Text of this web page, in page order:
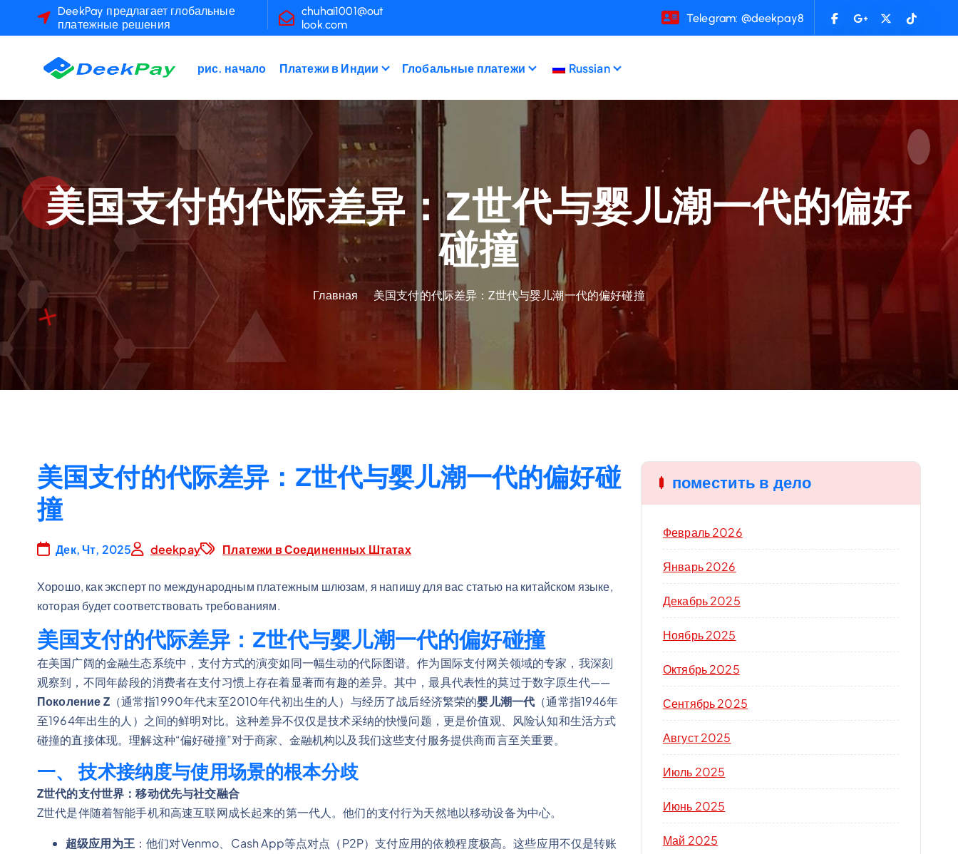
и
к
р
DeekPay предлагает глобальные
платежные решения
chuhai1001@out
look.com
Telegram: @deekpay8
рис. начало Платежи в Индии Глобальные платежи Russian
美国支付的代际差异：Z世代与婴儿潮一代的偏好
碰撞
Главная 美国支付的代际差异：Z世代与婴儿潮一代的偏好碰撞
美国支付的代际差异：Z世代与婴儿潮一代的偏好碰
撞
Дек, Чт, 2025 deekpay Платежи в Соединенных Штатах
Хорошо, как эксперт по международным платежным шлюзам, я напишу для вас статью на китайском языке,
которая будет соответствовать требованиям.
美国支付的代际差异：Z世代与婴儿潮一代的偏好碰撞
在美国广阔的金融生态系统中，支付方式的演变如同一幅生动的代际图谱。作为国际支付网关领域的专家，我深刻
观察到，不同年龄段的消费者在支付习惯上存在着显著而有趣的差异。其中，最具代表性的莫过于数字原生代——
Поколение Z（通常指1990年代末至2010年代初出生的人）与经历了战后经济繁荣的婴儿潮一代 （通常指1946年
至1964年出生的人）之间的鲜明对比。这种差异不仅仅是技术采纳的快慢问题，更是价值观、风险认知和生活方式
碰撞的直接体现。理解这种“偏好碰撞”对于商家、金融机构以及我们这些支付服务提供商而言至关重要。
一、 技术接纳度与使用场景的根本分歧
Z世代的支付世界：移动优先与社交融合
Z世代是伴随着智能手机和高速互联网成长起来的第一代人。他们的支付行为天然地以移动设备为中心。
超级应用为王：他们对Venmo、Cash App等点对点（P2P）支付应用的依赖程度极高。这些应用不仅是转账
поместить в дело
Февраль 2026
Январь 2026
Декабрь 2025
Ноябрь 2025
Октябрь 2025
Сентябрь 2025
Август 2025
Июль 2025
Июнь 2025
Май 2025